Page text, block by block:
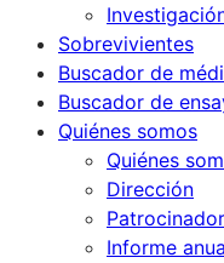
Sobrevivientes
Buscador de
Buscador de
Quiénes somos
Quiénes
Dirección
Informe